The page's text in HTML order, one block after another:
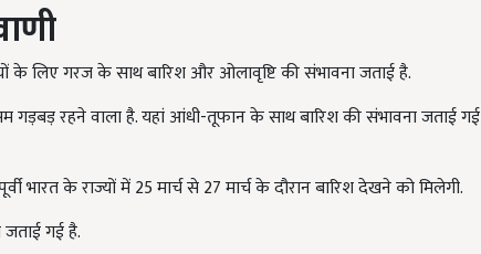
के लिए गरज के साथ बारिश और ओलावृष्टि की संभावना जताई है.
गड़बड़ रहने वाला है. यहां आंधी-तूफान के साथ बारिश की संभावना जताई गई
भारत के राज्यों में 25 मार्च से 27 मार्च के दौरान बारिश देखने को मिलेगी.
जताई गई है.